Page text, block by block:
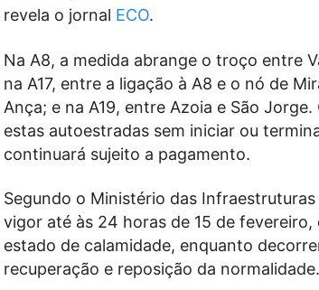
revela o jornal ECO.
Na A8, a medida abrange o troço entre
na A17, entre a ligação à A8 e o nó de
Ança; e na A19, entre Azoia e São
estas autoestradas sem iniciar ou
continuará sujeito a pagamento.
Segundo o Ministério das
vigor até às 24 horas de 15 de
estado de calamidade, enquanto
recuperação e reposição da normalidade.